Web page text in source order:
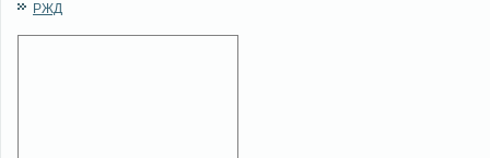
РЖД